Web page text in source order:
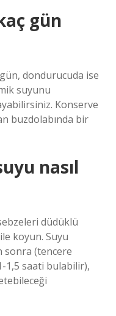
gün
dondurucuda ise
suyunu
Konserve
buzdolabında bir
nasıl
düdüklü
koyun. Suyu
sonra (tencere
1,5 saati bulabilir),